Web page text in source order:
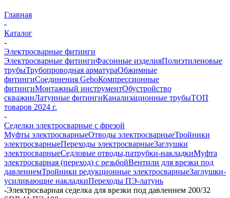
Главная
-
Каталог
-
Электросварные фитинги
Электросварные фитингиФасонные изделияПолиэтиленовые
трубыТрубопроводная арматураОбжимные
фитингиСоединения GeboКомпрессионные
фитингиМонтажный инструментОбустройство
скважинЛатунные фитингиКанализационные трубыТОП
товаров 2024 г.
-
Седелки электросварные с фрезой
Муфты электросварныеОтводы электросварныеТройники
электросварныеПереходы электросварныеЗаглушки
электросварныеСедловые отводы,патрубки-накладкиМуфта
электросварная (переход) с резьбойВентили для врезки под
давлениемТройники редукционные электросварныеЗаглушки-
усиливающие накладкиПереходы ПЭ-латунь
-Электросварная седелка для врезки под давлением 200/32